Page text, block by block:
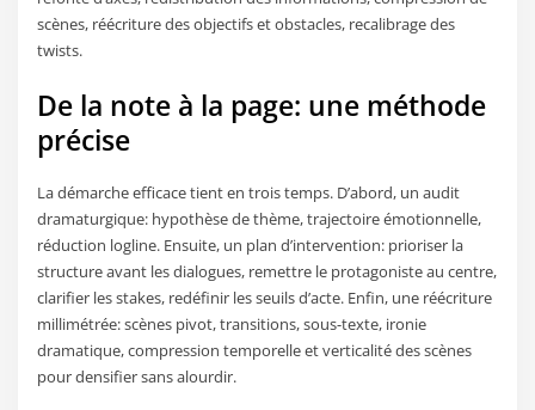
scènes, réécriture des objectifs et obstacles, recalibrage des
twists.
De la note à la page: une méthode
précise
La démarche efficace tient en trois temps. D’abord, un audit
dramaturgique: hypothèse de thème, trajectoire émotionnelle,
réduction logline. Ensuite, un plan d’intervention: prioriser la
structure avant les dialogues, remettre le protagoniste au centre,
clarifier les stakes, redéfinir les seuils d’acte. Enfin, une réécriture
millimétrée: scènes pivot, transitions, sous-texte, ironie
dramatique, compression temporelle et verticalité des scènes
pour densifier sans alourdir.